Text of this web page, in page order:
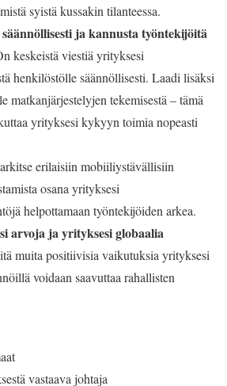
syistä kussakin tilanteessa.
ja kannusta työntekijöitä
keskeistä viestiä yrityksesi
henkilöstölle säännöllisesti. Laadi lisäksi
matkanjärjestelyjen tekemisestä – tämä
yrityksesi kykyyn toimia nopeasti
erilaisiin mobiiliystävällisiin
osana yrityksesi
helpottamaan työntekijöiden arkea.
arvoja ja yrityksesi globaalia
muita positiivisia vaikutuksia yrityksesi
voidaan saavuttaa rahallisten
vastaava johtaja